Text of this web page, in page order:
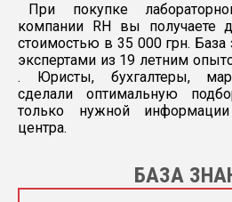
При покупке
компании RH вы получаете
стоимостью в 35 000 грн.
экспертами из 19 летним
. Юристы, бухгалтеры,
сделали оптимальную
только нужной
центра.
БАЗА